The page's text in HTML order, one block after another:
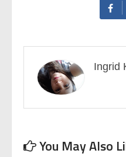
Ingrid
You May Also